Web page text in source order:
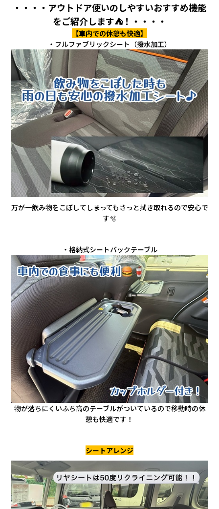
・・・・アウトドア使いのしやすいおすすめ機能
をご紹介します⛺！・・・・
【車内での休憩も快適】
・フルファブリックシート（撥水加工）
万が一飲み物をこぼしてしまってもさっと拭き取れるので安心で
す🫧
・格納式シートバックテーブル
物が落ちにくいふち高のテーブルがついているので移動時の休
憩も快適です！
シートアレンジ